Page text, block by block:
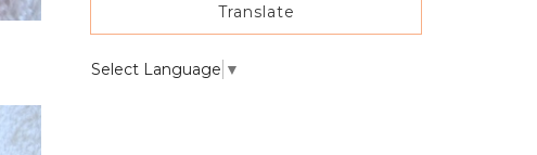
Translate
Select Language ▼